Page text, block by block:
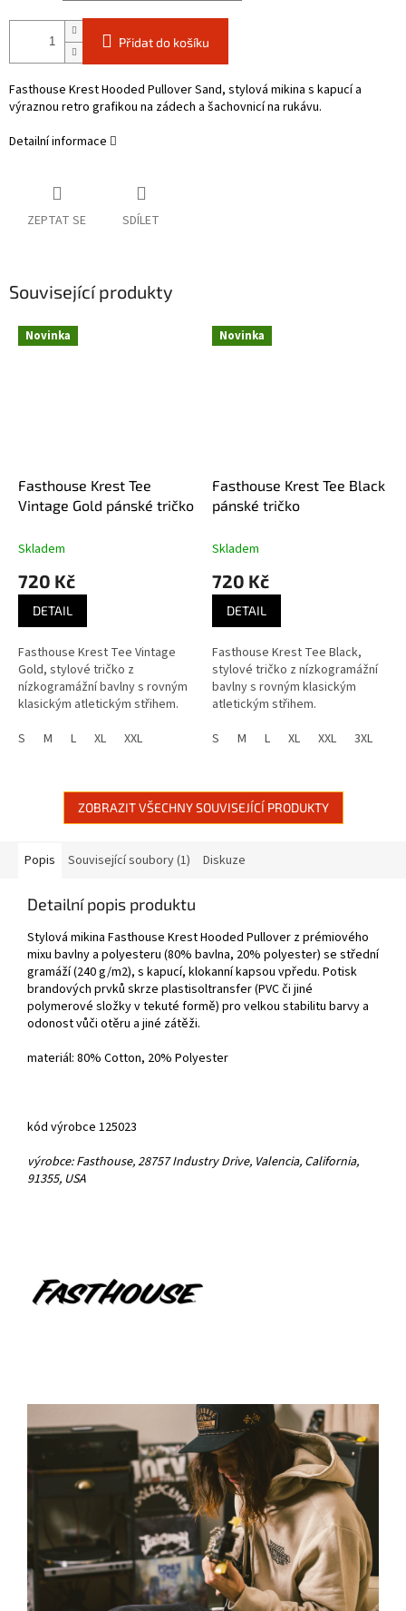
Přidat do košíku
Fasthouse Krest Hooded Pullover Sand, stylová mikina s kapucí a
výraznou retro grafikou na zádech a šachovnicí na rukávu.
Detailní informace
ZEPTAT SE SDÍLET
Související produkty
Novinka
Fasthouse Krest Tee
Vintage Gold pánské tričko
Skladem
720 Kč
DETAIL
Fasthouse Krest Tee Vintage
Gold, stylové tričko z
nízkogramážní bavlny s rovným
klasickým atletickým střihem.
S
M L XL XXL
Novinka
Fasthouse Krest Tee Black
pánské tričko
Skladem
720 Kč
DETAIL
Fasthouse Krest Tee Black,
stylové tričko z nízkogramážní
bavlny s rovným klasickým
atletickým střihem.
S
M L XL XXL 3XL
ZOBRAZIT VŠECHNY SOUVISEJÍCÍ PRODUKTY
Popis Související soubory (1) Diskuze
Detailní popis produktu
Stylová mikina Fasthouse Krest Hooded Pullover z prémiového
mixu bavlny a polyesteru (80% bavlna, 20% polyester) se střední
gramáží (240 g/m2), s kapucí, klokanní kapsou vpředu. Potisk
brandových prvků skrze plastisoltransfer (PVC či jiné
polymerové složky v tekuté formě) pro velkou stabilitu barvy a
odonost vůči otěru a jiné zátěži.
materiál: 80% Cotton, 20% Polyester
kód výrobce 125023
výrobce: Fasthouse, 28757 Industry Drive, Valencia, California,
91355, USA